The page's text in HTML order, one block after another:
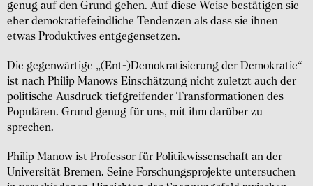
genug auf den Grund gehen. Auf diese Weise bestätigen sie
eher demokratiefeindliche Tendenzen als dass sie ihnen
etwas Produktives entgegensetzen.
Die gegenwärtige „(Ent-)Demokratisierung der Demokratie“
ist nach Philip Manows Einschätzung nicht zuletzt auch der
politische Ausdruck tiefgreifender Transformationen des
Populären. Grund genug für uns, mit ihm darüber zu
sprechen.
Philip Manow ist Professor für Politikwissenschaft an der
Universität Bremen. Seine Forschungsprojekte untersuchen